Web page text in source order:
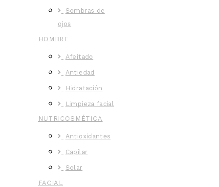
Sombras de
ojos
HOMBRE
Afeitado
Antiedad
Hidratación
Limpieza facial
NUTRICOSMÉTICA
Antioxidantes
Capilar
Solar
FACIAL